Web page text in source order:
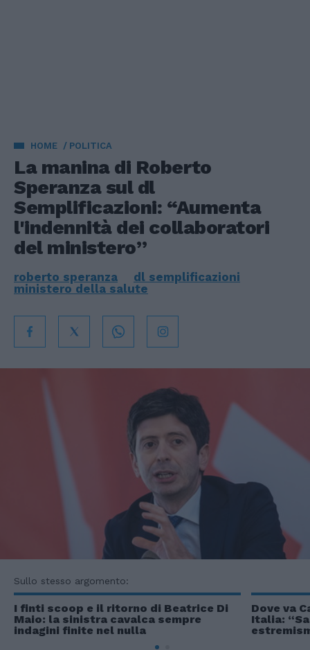
HOME POLITICA
La manina di Roberto
Speranza sul dl
Semplificazioni: “Aumenta
l'indennità dei collaboratori
del ministero”
roberto speranza
dl semplificazioni
ministero della salute
Sullo stesso argomento:
I finti scoop e il ritorno di Beatrice Di
Maio: la sinistra cavalca sempre
indagini finite nel nulla
Dove va
Italia: